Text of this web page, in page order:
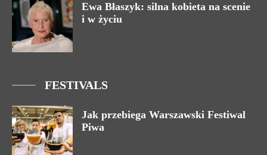
Ewa Błaszyk: silna kobieta na scenie
i w życiu
FESTIVALS
Jak przebiega Warszawski Festiwal
Piwa